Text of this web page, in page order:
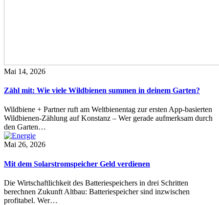
Mai 14, 2026
Zähl mit: Wie viele Wildbienen summen in deinem Garten?
Wildbiene + Partner ruft am Weltbienentag zur ersten App-basierten
Wildbienen-Zählung auf Konstanz – Wer gerade aufmerksam durch
den Garten…
Mai 26, 2026
Mit dem Solarstromspeicher Geld verdienen
Die Wirtschaftlichkeit des Batteriespeichers in drei Schritten
berechnen Zukunft Altbau: Batteriespeicher sind inzwischen
profitabel. Wer…